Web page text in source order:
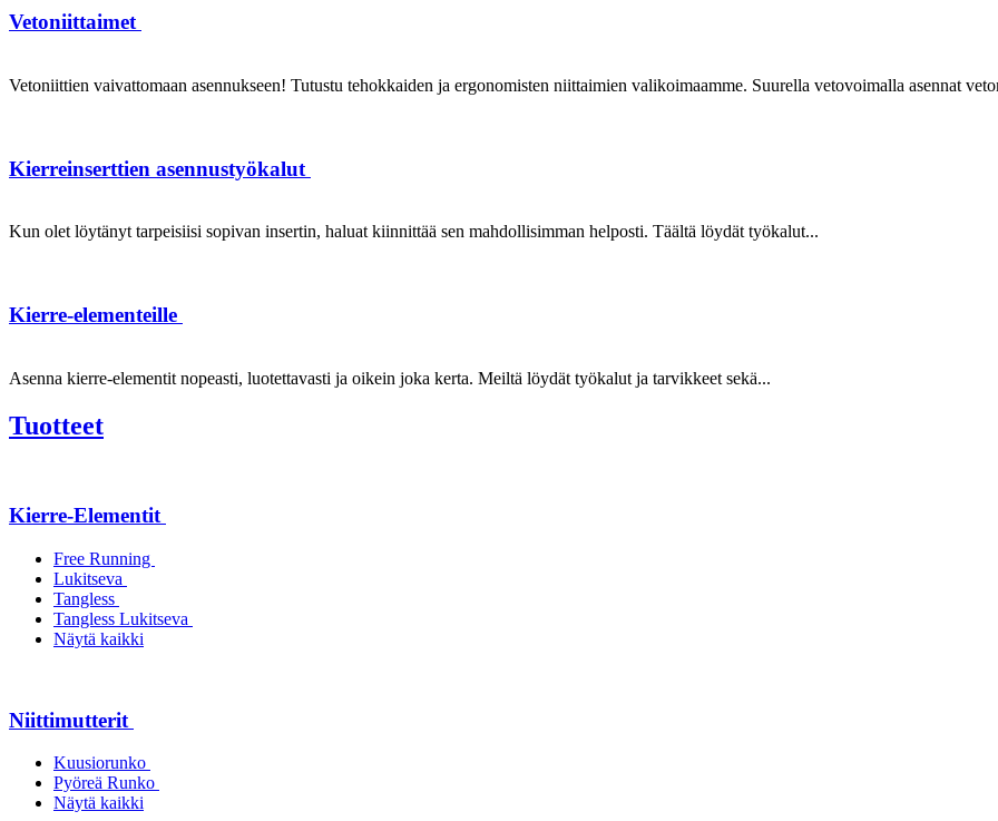
Vetoniittaimet
Vetoniittien vaivattomaan asennukseen! Tutustu tehokkaiden ja ergonomisten niittaimien valikoimaamme. Suurella vetovoimalla asennat
Kierreinserttien asennustyökalut
Kun olet löytänyt tarpeisiisi sopivan insertin, haluat kiinnittää sen mahdollisimman helposti. Täältä löydät työkalut...
Kierre-elementeille
Asenna kierre-elementit nopeasti, luotettavasti ja oikein joka kerta. Meiltä löydät työkalut ja tarvikkeet sekä...
Tuotteet
Kierre-Elementit
Free Running
Lukitseva
Tangless
Tangless Lukitseva
Näytä kaikki
Niittimutterit
Kuusiorunko
Pyöreä Runko
Näytä kaikki